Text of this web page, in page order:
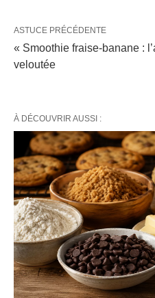
ASTUCE PRÉCÉDENTE
« Smoothie fraise-banane :
veloutée
À DÉCOUVRIR AUSSI :